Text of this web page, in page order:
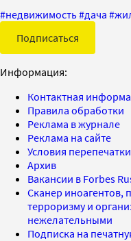
#недвижимость#дача #
Подписаться
Информация:
Контактная
Правила обработки
Реклама в журнале
Реклама на сайте
Условия перепечатки
Архив
Вакансии в Forbes
Сканер иноагентов,
терроризму и
нежелательными
Подписка на